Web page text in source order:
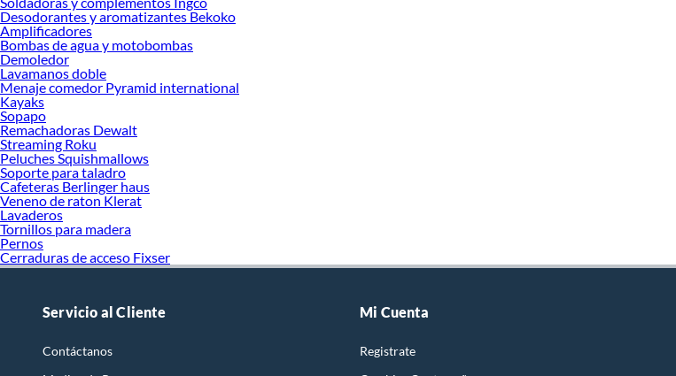
Desodorantes y aromatizantes Bekoko
Amplificadores
Bombas de agua y motobombas
Demoledor
Lavamanos doble
Menaje comedor Pyramid international
Kayaks
Sopapo
Remachadoras Dewalt
Streaming Roku
Peluches Squishmallows
Soporte para taladro
Cafeteras Berlinger haus
Veneno de raton Klerat
Lavaderos
Tornillos para madera
Pernos
Cerraduras de acceso Fixser
Servicio al Cliente
Contáctanos
Mi Cuenta
Registrate